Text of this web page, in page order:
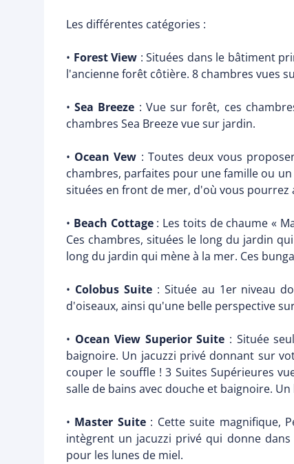
Les différentes catégories :
• Forest View : Situées dans le bâtiment
l'ancienne forêt côtière. 8 chambres vues
•Sea Breeze : Vue sur forêt, ces
chambres Sea Breeze vue sur jardin.
• Ocean Vew : Toutes deux vous
chambres, parfaites pour une famille ou
situées en front de mer, d'où vous pourrez
• Beach Cottage : Les toits de chaume «
Ces chambres, situées le long du jardin
long du jardin qui mène à la mer. Ces
• Colobus Suite : Située au 1er niveau
d'oiseaux, ainsi qu'une belle perspective
• Ocean View Superior Suite : Située
baignoire. Un jacuzzi privé donnant sur
couper le souffle ! 3 Suites Supérieures
salle de bains avec douche et baignoire.
• Master Suite : Cette suite magnifique,
intègrent un jacuzzi privé qui donne
pour les lunes de miel.